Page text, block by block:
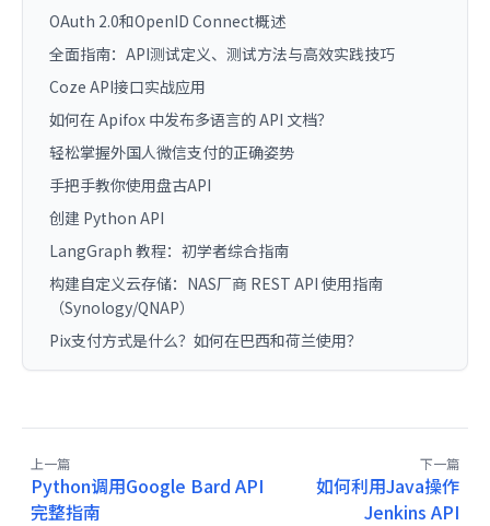
OAuth 2.0和OpenID Connect概述
全面指南：API测试定义、测试方法与高效实践技巧
Coze API接口实战应用
如何在 Apifox 中发布多语言的 API 文档？
轻松掌握外国人微信支付的正确姿势
手把手教你使用盘古API
创建 Python API
LangGraph 教程：初学者综合指南
构建自定义云存储：NAS厂商 REST API 使用指南
（Synology/QNAP）
Pix支付方式是什么？如何在巴西和荷兰使用？
上一篇
Python调用Google Bard API
完整指南
下一篇
如何利用Java操作
Jenkins API